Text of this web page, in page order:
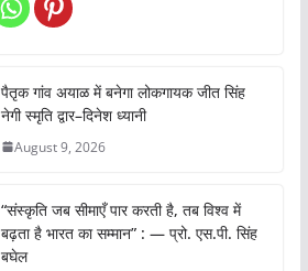
पैतृक गांव अयाळ में बनेगा लोकगायक जीत सिंह
नेगी स्मृति द्वार–दिनेश ध्यानी
August 9, 2026
“संस्कृति जब सीमाएँ पार करती है, तब विश्व में
बढ़ता है भारत का सम्मान” : — प्रो. एस.पी. सिंह
बघेल